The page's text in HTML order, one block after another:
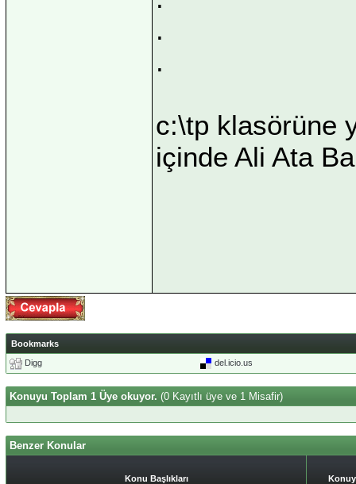
.
.
c:\tp klasörüne
içinde Ali Ata
Bookmarks
Digg
del.icio.us
Konuyu Toplam 1 Üye okuyor. (0 Kayıtlı üye ve 1 Misafir)
Benzer Konular
Konu Başlıkları